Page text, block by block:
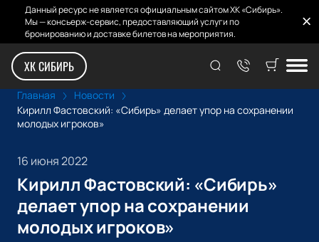
Данный ресурс не является официальным сайтом ХК «Сибирь».
Мы — консьерж-сервис, предоставляющий услуги по
бронированию и доставке билетов на мероприятия.
ХК СИБИРЬ
Главная
Новости
Кирилл Фастовский: «Сибирь» делает упор на сохранении
молодых игроков»
16 июня 2022
Кирилл Фастовский: «Сибирь»
делает упор на сохранении
молодых игроков»